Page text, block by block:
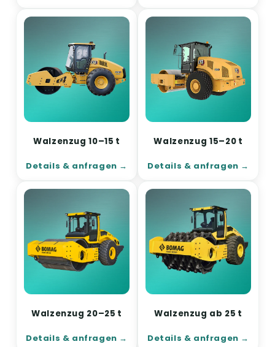
Walzenzug 10–15 t
Details & anfragen
Walzenzug 15–20 t
Details & anfragen
Walzenzug 20–25 t
Details & anfragen
Walzenzug ab 25 t
Details & anfragen